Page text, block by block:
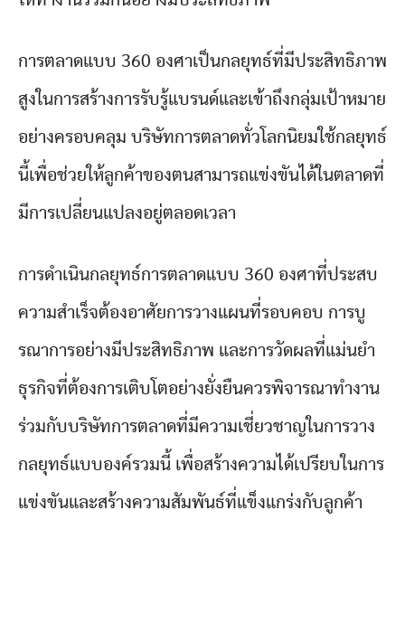
การตลาดแบบ 360 องศาเป็นกลยุทธ์ที่มีประสิทธิภาพ
สูงในการสร้างการรับรู้แบรนด์และเข้าถึงกลุ่มเป้าหมาย
อย่างครอบคลุม บริษัทการตลาดทั่วโลกนิยมใช้กลยุทธ์
นี้เพื่อช่วยให้ลูกค้าของตนสามารถแข่งขันได้ในตลาดที่
มีการเปลี่ยนแปลงอยู่ตลอดเวลา
การดำเนินกลยุทธ์การตลาดแบบ 360 องศาที่ประสบ
ความสำเร็จต้องอาศัยการวางแผนที่รอบคอบ การบู
รณาการอย่างมีประสิทธิภาพ และการวัดผลที่แม่นยำ
ธุรกิจที่ต้องการเติบโตอย่างยั่งยืนควรพิจารณาทำงาน
ร่วมกับบริษัทการตลาดที่มีความเชี่ยวชาญในการวาง
กลยุทธ์แบบองค์รวมนี้ เพื่อสร้างความได้เปรียบในการ
แข่งขันและสร้างความสัมพันธ์ที่แข็งแกร่งกับลูกค้า